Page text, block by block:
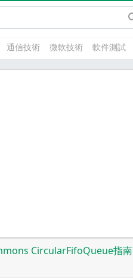
通信技術 微軟技術 軟件測試
CircularFifoQueue指南